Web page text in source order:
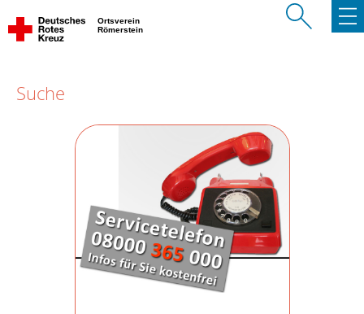
Ortsverein
Römerstein
Suche